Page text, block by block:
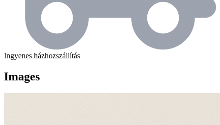
Ingyenes házhozszállítás
Images